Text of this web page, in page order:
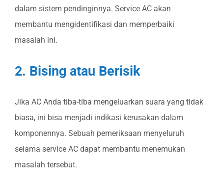
dalam sistem pendinginnya. Service AC akan
membantu mengidentifikasi dan memperbaiki
masalah ini.
2. Bising atau Berisik
Jika AC Anda tiba-tiba mengeluarkan suara yang tidak
biasa, ini bisa menjadi indikasi kerusakan dalam
komponennya. Sebuah pemeriksaan menyeluruh
selama service AC dapat membantu menemukan
masalah tersebut.